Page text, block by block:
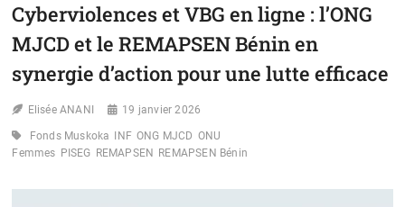
DU
:
BAMBA
YOUSSOUF
SUR
LA
Cyberviolences et VBG en ligne : l’ONG
MJCD et le REMAPSEN Bénin en
synergie d’action pour une lutte efficace
Elisée ANANI 19 janvier 2026
Fonds Muskoka INF ONG MJCD ONU
Femmes PISEG REMAPSEN REMAPSEN Bénin